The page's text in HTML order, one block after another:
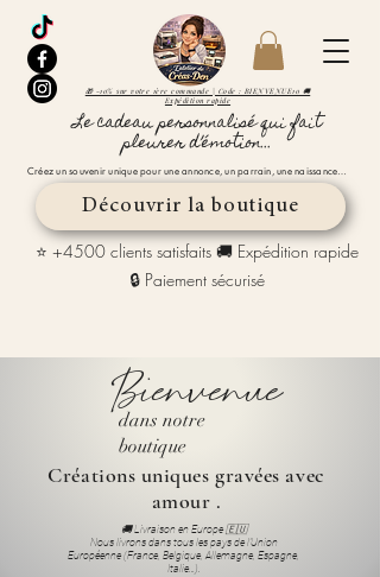
Bienvenue
dans notre
boutique
Créations uniques gravées avec
amour .
🚚 Livraison en Europe 🇪🇺
Nous livrons dans tous les pays de l’Union
Européenne (France, Belgique, Allemagne, Espagne,
Italie…).
Le cadeau personnalisé qui fait
pleurer d’émotion...
Découvrir la boutique
⭐ +4500 clients satisfaits 🚚 Expédition rapide
🔒 Paiement sécurisé
🎁 -10% sur votre 1ère commande | Code : BIENVENUE10 🚚
Expédition rapide
Créez un souvenir unique pour une annonce, un parrain, une naissance…